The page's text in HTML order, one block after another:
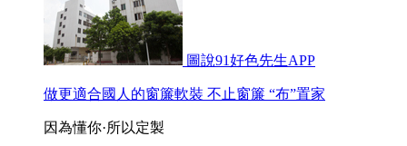
圖說91好色先生APP
做更適合國人的窗簾軟裝 不止窗簾 “布”置家
因為懂你·所以定製